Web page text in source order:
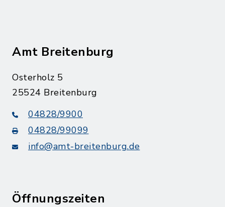
Amt Breitenburg
Osterholz 5
25524 Breitenburg
04828/9900
04828/99099
info@amt-breitenburg.de
Öffnungszeiten